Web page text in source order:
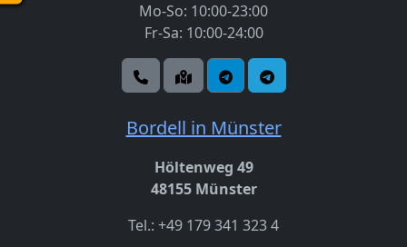
Mo-So: 10:00-23:00
Fr-Sa: 10:00-24:00
Bordell in Münster
Höltenweg 49
48155 Münster
Tel.: +49 179 341 323 4